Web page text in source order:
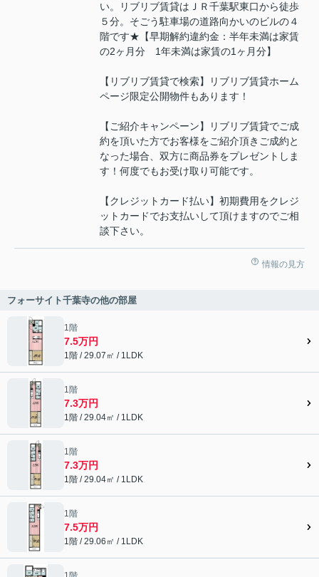
い。リブリブ賃貸はＪＲ千葉駅東口から徒歩
５分。そごう駐車場の道路向かいのビルの４
階です★【早期解約違約金：半年未満は家賃
の2ヶ月分 1年未満は家賃の1ヶ月分】
【リブリブ賃貸で検索】リブリブ賃貸ホーム
ページ限定公開物件もあります！
【ご紹介キャンペーン】リブリブ賃貸でご成
約を頂いた方でお客様をご紹介頂きご成約と
なった場合、双方に商品券をプレゼントしま
す！何度でもお受け取り可能です。
【クレジットカード払い】初期費用をクレジ
ットカードでお支払いして頂けますのでご相
談下さい。
情報の見方
フォーサイト千葉寺の他の部屋
1階
7.5万円
1階 / 29.07㎡ / 1LDK
1階
7.3万円
1階 / 29.04㎡ / 1LDK
1階
7.3万円
1階 / 29.04㎡ / 1LDK
1階
7.5万円
1階 / 29.06㎡ / 1LDK